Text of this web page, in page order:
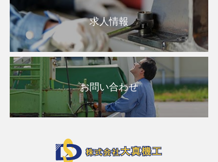
求人情報
お問い合わせ